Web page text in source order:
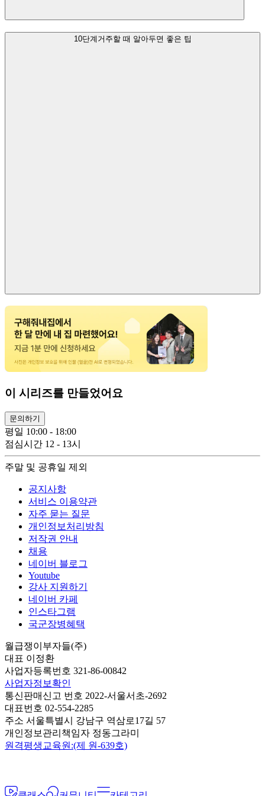
10단계 거주할 때 알아두면 좋은 팁
이 시리즈를 만들었어요
문의하기
평일 10:00 - 18:00
점심시간 12 - 13시
주말 및 공휴일 제외
공지사항
서비스 이용약관
자주 묻는 질문
개인정보처리방침
저작권 안내
채용
네이버 블로그
Youtube
강사 지원하기
네이버 카페
인스타그램
국군장병혜택
월급쟁이부자들(주)
대표 이정환
사업자등록번호 321-86-00842
사업자정보확인
통신판매신고 번호 2022-서울서초-2692
대표번호 02-554-2285
주소 서울특별시 강남구 역삼로17길 57
개인정보관리책임자 정동그라미
원격평생교육원:(제 원-639호)